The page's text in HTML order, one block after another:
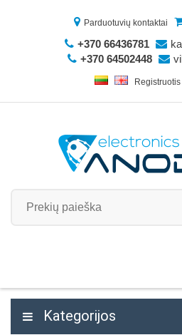
Parduotuvių kontaktai
+370 66436781
+370 64502448
Registruotis
Kategorijos